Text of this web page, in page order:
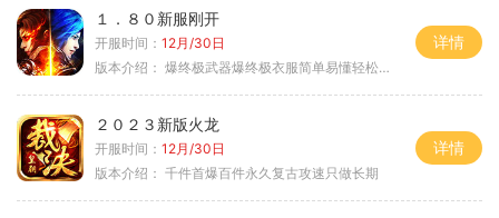
１．８０新服刚开
开服时间： 12月/30日
版本介绍： 爆终极武器爆终极衣服简单易懂轻松满级
详情
２０２３新版火龙
开服时间： 12月/30日
版本介绍： 千件首爆百件永久复古攻速只做长期
详情